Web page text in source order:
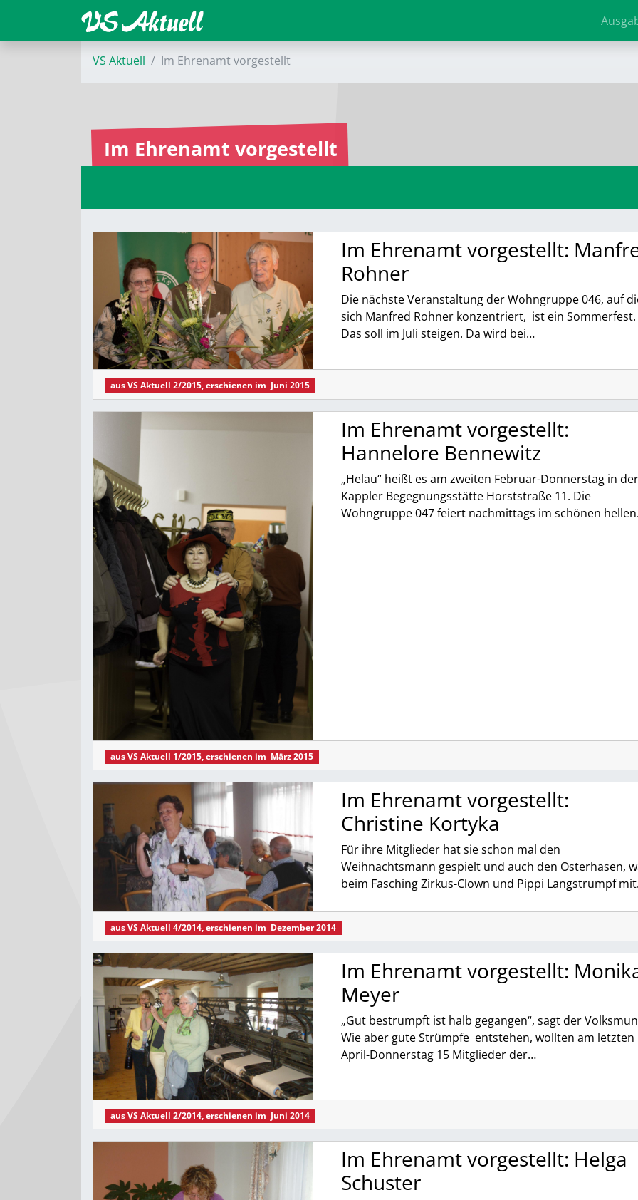
VS Aktuell Im Ehrenamt vorgestellt
Im Ehrenamt vorgestellt
Im Ehrenamt vorgestellt:
Rohner
Die nächste Veranstaltung der Wohngruppe 046, auf
sich Manfred Rohner konzentriert, ist ein Sommerfest.
Das soll im Juli steigen. Da wird bei…
ausVS Aktuell 2/2015, erschienen im Juni 2015
Im Ehrenamt vorgestellt:
Hannelore Bennewitz
„Helau“ heißt es am zweiten Februar-Donnerstag in der
Kappler Begegnungsstätte Horststraße 11. Die
Wohngruppe 047 feiert nachmittags im schönen
ausVS Aktuell 1/2015, erschienen im März 2015
Im Ehrenamt vorgestellt:
Christine Kortyka
Für ihre Mitglieder hat sie schon mal den
Weihnachtsmann gespielt und auch den Osterhasen,
beim Fasching Zirkus-Clown und Pippi Langstrumpf
ausVS Aktuell 4/2014, erschienen im Dezember 2014
Im Ehrenamt vorgestellt:
Meyer
„Gut bestrumpft ist halb gegangen“, sagt der
Wie aber gute Strümpfe entstehen, wollten am letzten
April-Donnerstag 15 Mitglieder der…
ausVS Aktuell 2/2014, erschienen im Juni 2014
Im Ehrenamt vorgestellt: Helga
Schuster